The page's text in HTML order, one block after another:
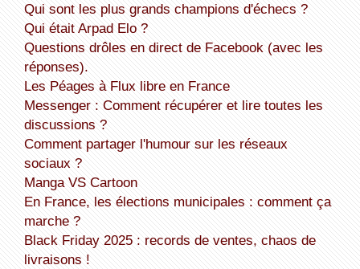
Qui sont les plus grands champions d'échecs ?
Qui était Arpad Elo ?
Questions drôles en direct de Facebook (avec les
réponses).
Les Péages à Flux libre en France
Messenger : Comment récupérer et lire toutes les
discussions ?
Comment partager l'humour sur les réseaux
sociaux ?
Manga VS Cartoon
En France, les élections municipales : comment ça
marche ?
Black Friday 2025 : records de ventes, chaos de
livraisons !